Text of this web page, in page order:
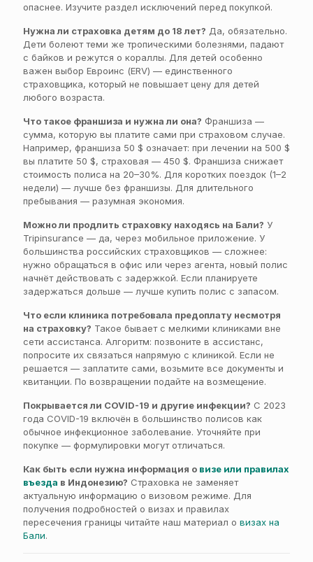
опаснее. Изучите раздел исключений перед покупкой.
Нужна ли страховка детям до 18 лет? Да, обязательно.
Дети болеют теми же тропическими болезнями, падают
с байков и режутся о кораллы. Для детей особенно
важен выбор Евроинс (ERV) — единственного
страховщика, который не повышает цену для детей
любого возраста.
Что такое франшиза и нужна ли она? Франшиза —
сумма, которую вы платите сами при страховом случае.
Например, франшиза 50 $ означает: при лечении на 500 $
вы платите 50 $, страховая — 450 $. Франшиза снижает
стоимость полиса на 20–30%. Для коротких поездок (1–2
недели) — лучше без франшизы. Для длительного
пребывания — разумная экономия.
Можно ли продлить страховку находясь на Бали? У
Tripinsurance — да, через мобильное приложение. У
большинства российских страховщиков — сложнее:
нужно обращаться в офис или через агента, новый полис
начнёт действовать с задержкой. Если планируете
задержаться дольше — лучше купить полис с запасом.
Что если клиника потребовала предоплату несмотря
на страховку? Такое бывает с мелкими клиниками вне
сети ассистанса. Алгоритм: позвоните в ассистанс,
попросите их связаться напрямую с клиникой. Если не
решается — заплатите сами, возьмите все документы и
квитанции. По возвращении подайте на возмещение.
Покрывается ли COVID-19 и другие инфекции? С 2023
года COVID-19 включён в большинство полисов как
обычное инфекционное заболевание. Уточняйте при
покупке — формулировки могут отличаться.
Как быть если нужна информация о визе или правилах
въезда в Индонезию? Страховка не заменяет
актуальную информацию о визовом режиме. Для
получения подробностей о визах и правилах
пересечения границы читайте наш материал о визах на
Бали.